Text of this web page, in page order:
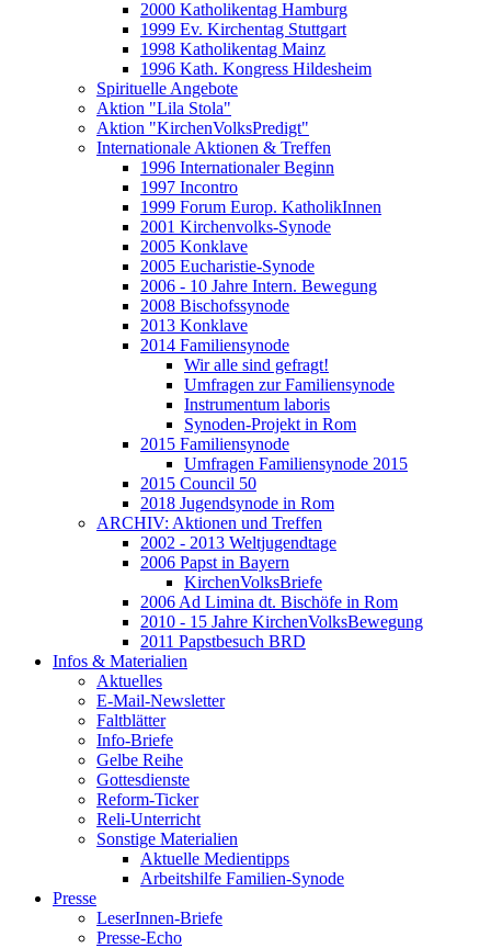
2000 Katholikentag Hamburg
1999 Ev. Kirchentag Stuttgart
1998 Katholikentag Mainz
1996 Kath. Kongress Hildesheim
Spirituelle Angebote
Aktion "Lila Stola"
Aktion "KirchenVolksPredigt"
Internationale Aktionen & Treffen
1996 Internationaler Beginn
1997 Incontro
1999 Forum Europ. KatholikInnen
2001 Kirchenvolks-Synode
2005 Konklave
2005 Eucharistie-Synode
2006 - 10 Jahre Intern. Bewegung
2008 Bischofssynode
2013 Konklave
2014 Familiensynode
Wir alle sind gefragt!
Umfragen zur Familiensynode
Instrumentum laboris
Synoden-Projekt in Rom
2015 Familiensynode
Umfragen Familiensynode 2015
2015 Council 50
2018 Jugendsynode in Rom
ARCHIV: Aktionen und Treffen
2002 - 2013 Weltjugendtage
2006 Papst in Bayern
KirchenVolksBriefe
2006 Ad Limina dt. Bischöfe in Rom
2010 - 15 Jahre KirchenVolksBewegung
2011 Papstbesuch BRD
Infos & Materialien
Aktuelles
E-Mail-Newsletter
Faltblätter
Info-Briefe
Gelbe Reihe
Gottesdienste
Reform-Ticker
Reli-Unterricht
Sonstige Materialien
Aktuelle Medientipps
Arbeitshilfe Familien-Synode
Presse
LeserInnen-Briefe
Presse-Echo